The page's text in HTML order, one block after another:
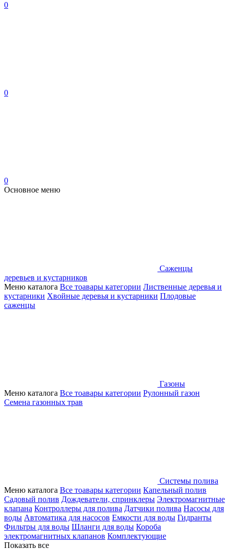
0
0
0
Основное меню
Саженцы
деревьев и кустарников
Меню каталога Все тоавары категории Лиственные деревья и
кустарники Хвойные деревья и кустарники Плодовые
саженцы
Газоны
Меню каталога Все тоавары категории Рулонный газон
Семена газонных трав
Системы полива
Меню каталога Все тоавары категории Капельный полив
Садовый полив Дождеватели, спринклеры Электромагнитные
клапана Контроллеры для полива Датчики полива Насосы для
воды Автоматика для насосов Емкости для воды Гидранты
Фильтры для воды Шланги для воды Короба
электромагнитных клапанов Комплектующие
Показать все